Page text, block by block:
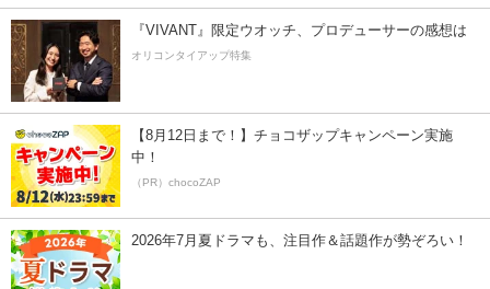
『VIVANT』限定ウオッチ、プロデューサーの感想は
オリコンタイアップ特集
【8月12日まで！】チョコザップキャンペーン実施
中！
（PR）chocoZAP
2026年7月夏ドラマも、注目作＆話題作が勢ぞろい！